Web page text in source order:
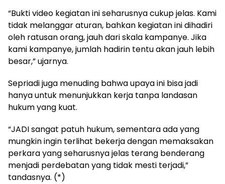
“Bukti video kegiatan ini seharusnya cukup jelas. Kami
tidak melanggar aturan, bahkan kegiatan ini dihadiri
oleh ratusan orang, jauh dari skala kampanye. Jika
kami kampanye, jumlah hadirin tentu akan jauh lebih
besar,” ujarnya.
Sepriadi juga menuding bahwa upaya ini bisa jadi
hanya untuk menunjukkan kerja tanpa landasan
hukum yang kuat.
“JADI sangat patuh hukum, sementara ada yang
mungkin ingin terlihat bekerja dengan memaksakan
perkara yang seharusnya jelas terang benderang
menjadi perdebatan yang tidak mesti terjadi,”
tandasnya. (*)